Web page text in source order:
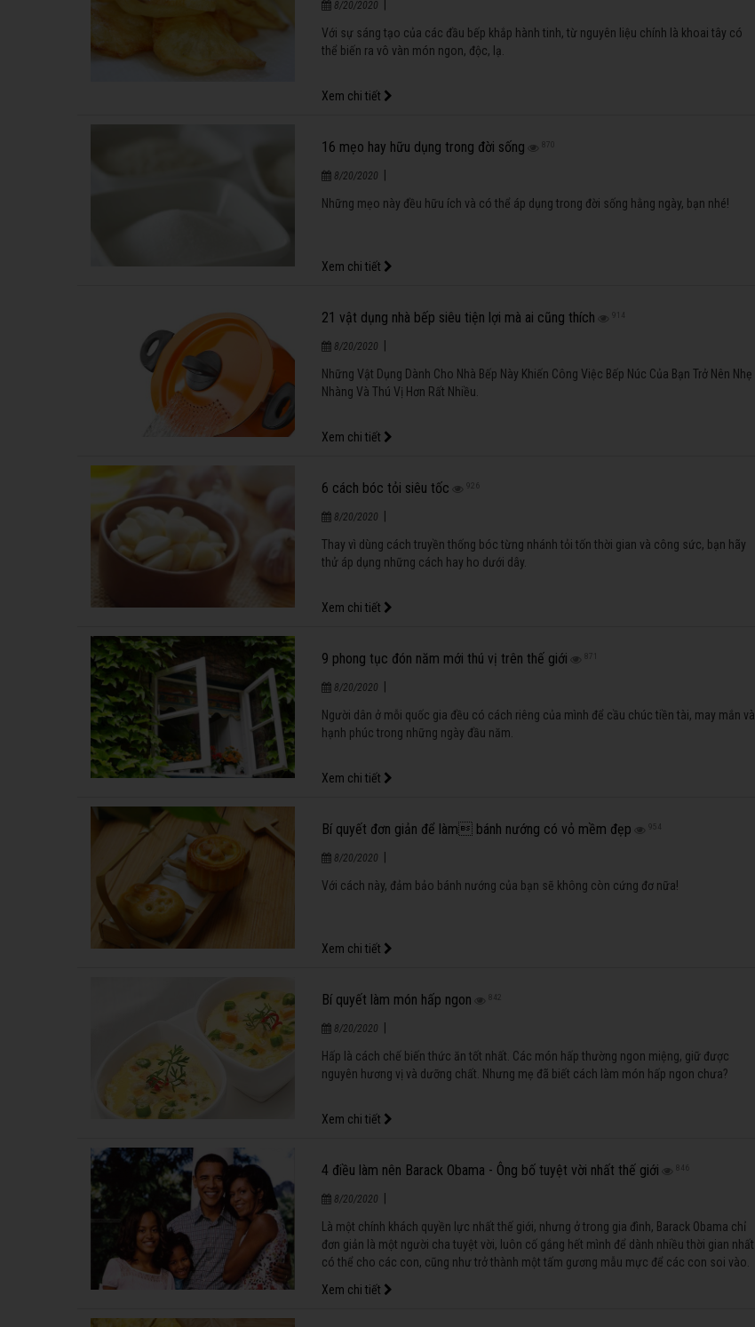
8/20/2020
Với sự sáng tạo của các đầu bếp khắp hành tinh, từ nguyên liệu chính là khoai tây có
thể biến ra vô vàn món ngon, độc, lạ.
Xem chi tiết
16 mẹo hay hữu dụng trong đời sống 870
8/20/2020
Những mẹo này đều hữu ích và có thể áp dụng trong đời sống hằng ngày, bạn nhé!
Xem chi tiết
21 vật dụng nhà bếp siêu tiện lợi mà ai cũng thích 914
8/20/2020
Những Vật Dụng Dành Cho Nhà Bếp Này Khiến Công Việc Bếp Núc Của Bạn Trở Nên Nhẹ
Nhàng Và Thú Vị Hơn Rất Nhiều.
Xem chi tiết
6 cách bóc tỏi siêu tốc 926
8/20/2020
Thay vì dùng cách truyền thống bóc từng nhánh tỏi tốn thời gian và công sức, bạn hãy
thử áp dụng những cách hay ho dưới dây.
Xem chi tiết
9 phong tục đón năm mới thú vị trên thế giới 871
8/20/2020
Người dân ở mỗi quốc gia đều có cách riêng của mình để cầu chúc tiền tài, may mắn và
hạnh phúc trong những ngày đầu năm.
Xem chi tiết
Bí quyết đơn giản để làm bánh nướng có vỏ mềm đẹp 954
8/20/2020
Với cách này, đảm bảo bánh nướng của bạn sẽ không còn cứng đơ nữa!
Xem chi tiết
Bí quyết làm món hấp ngon 842
8/20/2020
Hấp là cách chế biến thức ăn tốt nhất. Các món hấp thường ngon miệng, giữ được
nguyên hương vị và dưỡng chất. Nhưng mẹ đã biết cách làm món hấp ngon chưa?
Xem chi tiết
4 điều làm nên Barack Obama - Ông bố tuyệt vời nhất thế giới 846
8/20/2020
Là một chính khách quyền lực nhất thế giới, nhưng ở trong gia đình, Barack Obama chỉ
đơn giản là một người cha tuyệt vời, luôn cố gắng hết mình để dành nhiều thời gian nhất
có thể cho các con, cũng như trở thành một tấm gương mẫu mực để các con soi vào.
Xem chi tiết